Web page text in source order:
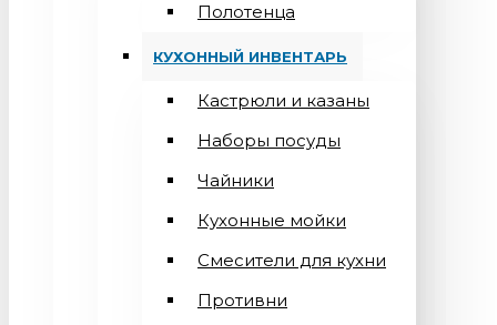
Полотенца
КУХОННЫЙ ИНВЕНТАРЬ
Кастрюли и казаны
Наборы посуды
Чайники
Кухонные мойки
Смесители для кухни
Противни